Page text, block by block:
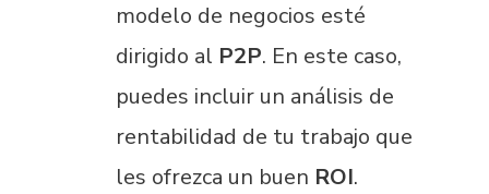
modelo de negocios esté
dirigido al P2P. En este caso,
puedes incluir un análisis de
rentabilidad de tu trabajo que
les ofrezca un buen ROI.